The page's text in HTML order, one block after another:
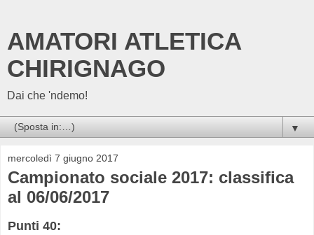
AMATORI ATLETICA
CHIRIGNAGO
Dai che 'ndemo!
▼
mercoledì 7 giugno 2017
Campionato sociale 2017: classifica
al 06/06/2017
Punti 40: